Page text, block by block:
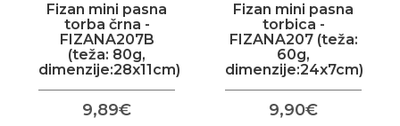
Fizan mini pasna
torba črna -
FIZANA207B
(teža: 80g,
dimenzije:28x11cm)
9,89€
Fizan mini pasna
torbica -
FIZANA207 (teža:
60g,
dimenzije:24x7cm)
9,90€